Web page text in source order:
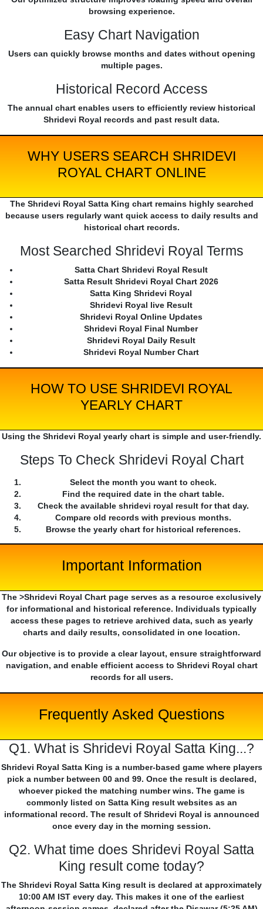
browsing experience.
Easy Chart Navigation
Users can quickly browse months and dates without opening
multiple pages.
Historical Record Access
The annual chart enables users to efficiently review historical
Shridevi Royal records and past result data.
WHY USERS SEARCH SHRIDEVI
ROYAL CHART ONLINE
The Shridevi Royal Satta King chart remains highly searched
because users regularly want quick access to daily results and
historical chart records.
Most Searched Shridevi Royal Terms
Satta Chart Shridevi Royal Result
Satta Result Shridevi Royal Chart 2026
Satta King Shridevi Royal
Shridevi Royal live Result
Shridevi Royal Online Updates
Shridevi Royal Final Number
Shridevi Royal Daily Result
Shridevi Royal Number Chart
HOW TO USE SHRIDEVI ROYAL
YEARLY CHART
Using the Shridevi Royal yearly chart is simple and user-friendly.
Steps To Check Shridevi Royal Chart
Select the month you want to check.
Find the required date in the chart table.
Check the available shridevi royal result for that day.
Compare old records with previous months.
Browse the yearly chart for historical references.
Important Information
The >Shridevi Royal Chart page serves as a resource exclusively
for informational and historical reference. Individuals typically
access these pages to retrieve archived data, such as yearly
charts and daily results, consolidated in one location.
Our objective is to provide a clear layout, ensure straightforward
navigation, and enable efficient access to Shridevi Royal chart
records for all users.
Frequently Asked Questions
Q1. What is Shridevi Royal Satta King...?
Shridevi Royal Satta King is a number-based game where players
pick a number between 00 and 99. Once the result is declared,
whoever picked the matching number wins. The game is
commonly listed on Satta King result websites as an
informational record. The result of Shridevi Royal is announced
once every day in the morning session.
Q2. What time does Shridevi Royal Satta
King result come today?
The Shridevi Royal Satta King result is declared at approximately
10:00 AM IST every day. This makes it one of the earliest